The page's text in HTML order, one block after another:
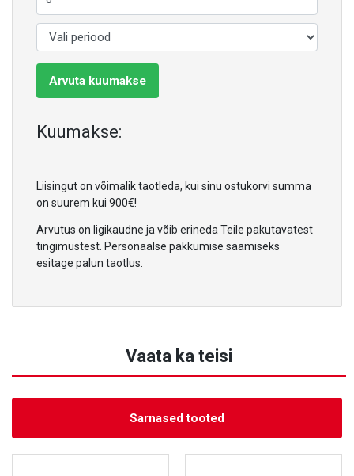
Arvuta kuumakse
Kuumakse:
Liisingut on võimalik taotleda, kui sinu ostukorvi summa
on suurem kui 900€!
Arvutus on ligikaudne ja võib erineda Teile pakutavatest
tingimustest. Personaalse pakkumise saamiseks
esitage palun taotlus.
Vaata ka teisi
Sarnased tooted